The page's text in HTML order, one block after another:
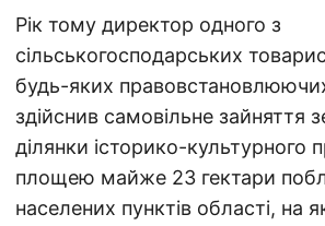
Рік тому директор одного з
сільськогосподарських
будь-яких
здійснив самовільне зайняття
ділянки історико-культурного
площею майже 23 гектари
населених пунктів області, на